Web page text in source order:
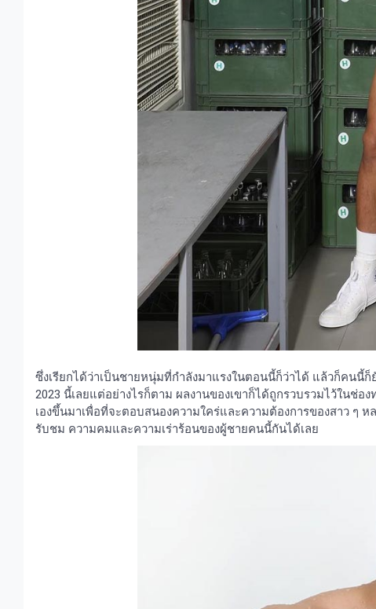
ซึ่งเรียกได้ว่าเป็นชายหนุ่มที่กำลังมาแรงในตอนนี้ก็ว่าได้ แล้วก็คนนี้
2023 นี้เลยแต่อย่างไรก็ตาม ผลงานของเขาก็ได้ถูกรวบรวมไว้ในช่อ
เองขึ้นมาเพื่อที่จะตอบสนองความใคร่และความต้องการของสาว ๆ
รับชม ความคมและความเร่าร้อนของผู้ชายคนนี้กันได้เลย